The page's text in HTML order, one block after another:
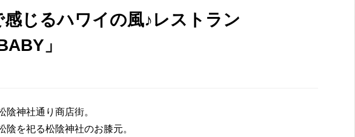
感じるハワイの風♪レストラン
」
陰神社通り商店街。
陰を祀る松陰神社のお膝元。